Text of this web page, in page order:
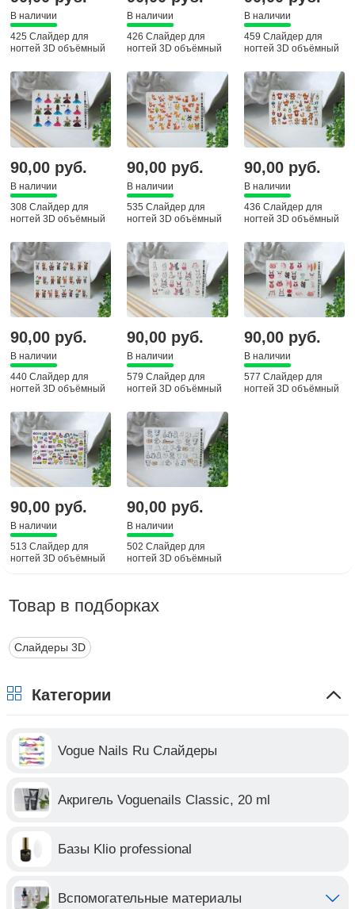
В наличии
425 Слайдер для
ногтей 3D объёмный
В наличии
426 Слайдер для
ногтей 3D объёмный
В наличии
459 Слайдер для
ногтей 3D объёмный
90,00 руб.
В наличии
308 Слайдер для
ногтей 3D объёмный
90,00 руб.
В наличии
535 Слайдер для
ногтей 3D объёмный
90,00 руб.
В наличии
436 Слайдер для
ногтей 3D объёмный
90,00 руб.
В наличии
440 Слайдер для
ногтей 3D объёмный
90,00 руб.
В наличии
579 Слайдер для
ногтей 3D объёмный
90,00 руб.
В наличии
577 Слайдер для
ногтей 3D объёмный
90,00 руб.
В наличии
513 Слайдер для
ногтей 3D объёмный
90,00 руб.
В наличии
502 Слайдер для
ногтей 3D объёмный
Товар в подборках
Слайдеры 3D
Категории
Vogue Nails Ru Слайдеры
Акригель Voguenails Classic, 20 ml
Базы Klio professional
Вспомогательные материалы